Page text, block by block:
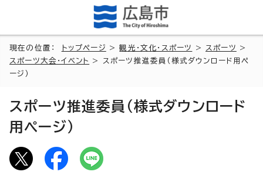
現在の位置： トップページ >観光・文化・スポーツ > スポーツ
>
スポーツ大会・イベント
> スポーツ推進委員（様式ダウンロード用ペ
ージ）
スポーツ推進委員（様式ダウンロード
用ページ）